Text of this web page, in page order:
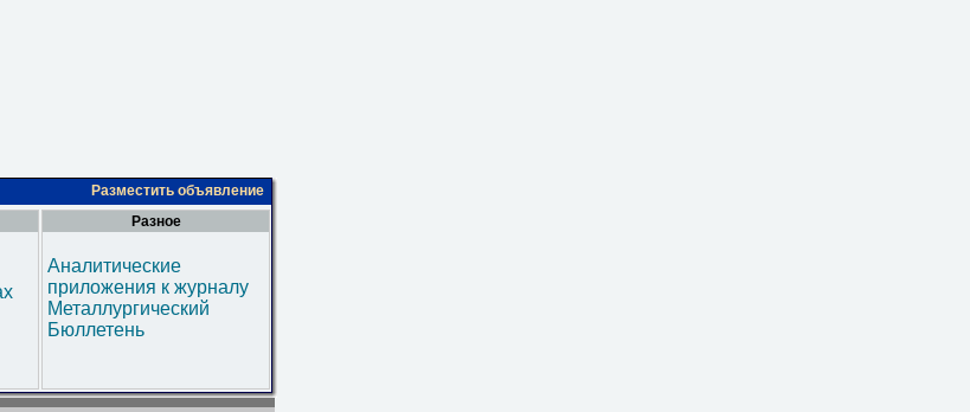
Разместить объявление
Разное
Аналитические
приложения к журналу
Металлургический
Бюллетень